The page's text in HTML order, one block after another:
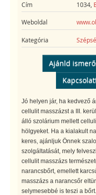
Cím 1034,
Weboldal
Kategória
Ajánld
Jó helyen jár, ha kedvező
cellulit masszázst a III.
álló szolárium mellett
hölgyeket. Ha a kialakult
keres, ajánljuk Önnek
szolgáltatását, mely
cellulit masszázs
narancsbőrt, emellett
masszázs a narancsőr
selymesebbé is teszi a